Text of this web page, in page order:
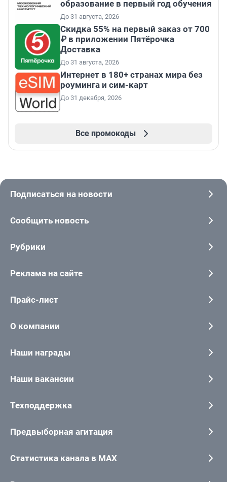
образование в первый год обучения
До 31 августа, 2026
Скидка 55% на первый заказ от 700
₽ в приложении Пятёрочка
Доставка
До 31 августа, 2026
Интернет в 180+ странах мира без
роуминга и сим-карт
До 31 декабря, 2026
Все промокоды
Подписаться на новости
Сообщить новость
Рубрики
Реклама на сайте
Прайс-лист
О компании
Наши награды
Наши вакансии
Техподдержка
Предвыборная агитация
Статистика канала в MAX